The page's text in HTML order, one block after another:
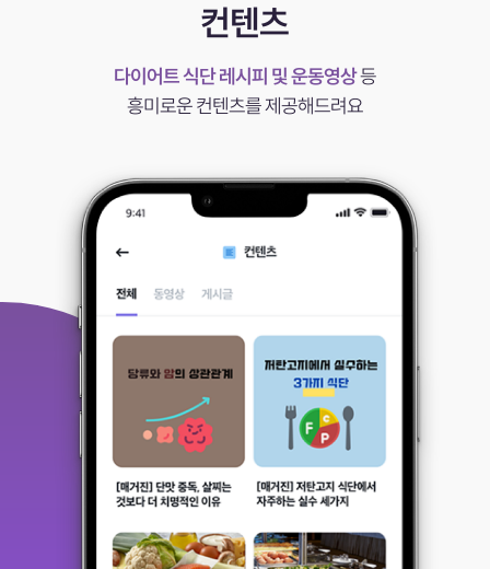
컨텐츠
다이어트 식단 레시피 및 운동영상등
흥미로운 컨텐츠를 제공해드려요